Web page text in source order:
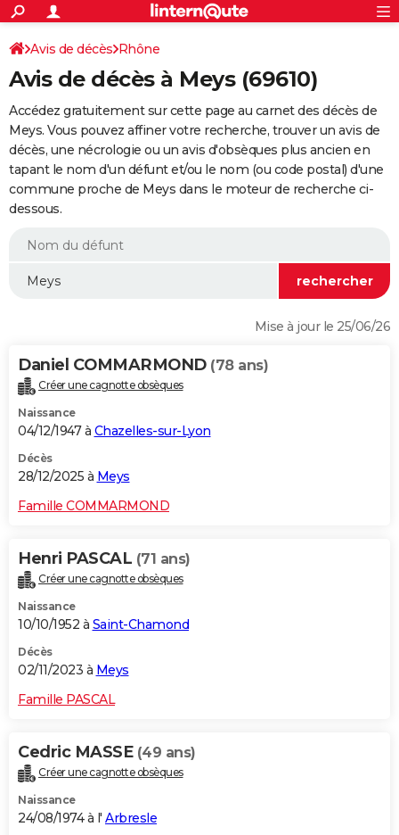
ACTUALITÉS
Politique
Société
Faits Divers
Education
Monde
Villes
+
SPORT
Coupe du monde 2026
Football
Tennis
Cyclisme
Rugby
Forum
Programme TV
TNTStreaming
Cinéma
Sorties cinéma
Musique
+
FINANCE
Retraite
Epargne
Immobilier
Risques naturels par ville
Assurance
AUTO
Essais
Réserver un essai
Citadines
Berlines
SUV
Forum auto
+
HIGH-TECH
BRICOLAGE
WEEK-END
Alimentation
Guide de la santé
Maladies
Médicaments
Sommeil
VOYAGE
Destinations
City break
Voyage nature
Voyage de noces
Forum
Climat
+PHOTO
GUIDES D'ACHAT
Carte de Noël
Carte Bonne année
Carte Saint-Valentin
Carte Pâques
Carte d'anniversaire
DICTIONNAIRE
Dictionnaire
Biographies
Citations
Expressions
Proverbes
PROGRAMME TV
S'inscrire
Se connecter
Lycées
Collèges
Primaires
Universités
Entreprises
Service militaire
Avis de recherche
AVIS DE DÉCÈS
FORUM
Bricolage
Lifestyle
Culture
Television
Voyage
Avis de décès Rhône
Avis de décès à Meys (69610)
Accédez gratuitement sur cette page au carnet des décès de
Meys. Vous pouvez affiner votre recherche, trouver un avis de
décès, une nécrologie ou un avis d'obsèques plus ancien en
tapant le nom d'un défunt et/ou le nom (ou code postal) d'une
commune proche de Meys dans le moteur de recherche ci-
dessous.
Mise à jour le 25/06/26
Daniel COMMARMOND (78 ans)
Créer une cagnotte obsèques
Naissance
04/12/1947 à Chazelles-sur-Lyon
Décès
28/12/2025 à Meys
Famille COMMARMOND
Henri PASCAL (71 ans)
Créer une cagnotte obsèques
Naissance
10/10/1952 à Saint-Chamond
Décès
02/11/2023 à Meys
Famille PASCAL
Cedric MASSE (49 ans)
Créer une cagnotte obsèques
Naissance
24/08/1974 à l' Arbresle